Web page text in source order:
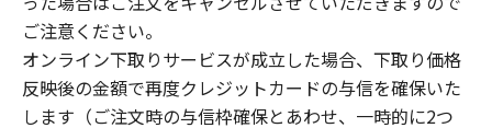
ご注意ください。
オンライン下取りサービスが成立した場合、下取り価格
反映後の金額で再度クレジットカードの与信を確保いた
します（ご注文時の与信枠確保とあわせ、一時的に2つ